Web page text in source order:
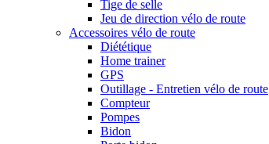
Tige de selle
Jeu de direction vélo de route
Accessoires vélo de route
Diététique
Home trainer
GPS
Outillage - Entretien vélo de route
Compteur
Pompes
Bidon